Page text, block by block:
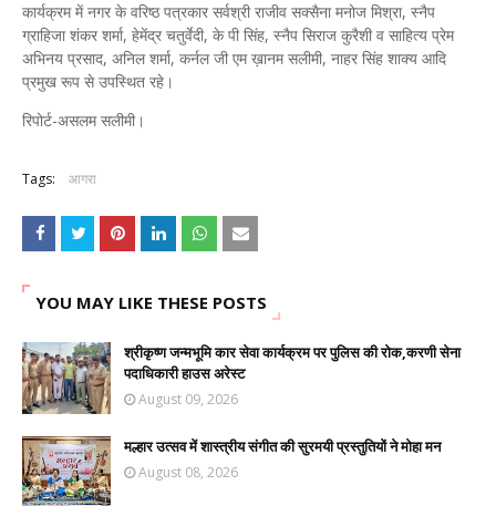
कार्यक्रम में नगर के वरिष्ठ पत्रकार सर्वश्री राजीव सक्सैना मनोज मिश्रा, स्नैप
ग्राहिजा शंकर शर्मा, हेमेंद्र चतुर्वेदी, के पी सिंह, स्नैप सिराज कुरैशी व साहित्य प्रेम
अभिनय प्रसाद, अनिल शर्मा, कर्नल जी एम ख़ानम सलीमी, नाहर सिंह शाक्य आदि
प्रमुख रूप से उपस्थित रहे।
रिपोर्ट-असलम सलीमी।
Tags: आगरा
YOU MAY LIKE THESE POSTS
श्रीकृष्ण जन्मभूमि कार सेवा कार्यक्रम पर पुलिस की रोक,करणी सेना
पदाधिकारी हाउस अरेस्ट
August 09, 2026
मल्हार उत्सव में शास्त्रीय संगीत की सुरमयी प्रस्तुतियों ने मोहा मन
August 08, 2026